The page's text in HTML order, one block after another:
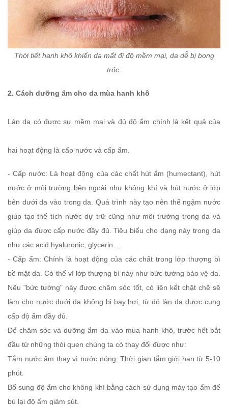
Thời tiết hanh khô khiến da mất đi độ mềm mại, da dễ bị bong
tróc.
2. Cách dưỡng ẩm cho da mùa hanh khô
Làn da có được sự mềm mại và đủ độ ẩm chính là kết quả của
hai hoạt động là cấp nước và cấp ẩm.
- Cấp nước: Là hoạt động của các chất hút ẩm (humectant), hút
nước ở môi trường bên ngoài như không khí và hút nước ở lớp
bên dưới da vào trong da. Quá trình này tạo nên thể ngậm nước
giúp tạo thể tích nước dự trữ cũng như môi trường trong da và
giúp da được cấp nước đầy đủ. Tiêu biểu cho dạng này trong da
như các acid hyaluronic, glycerin…
- Cấp ẩm: Chính là hoạt động của các chất trong lớp thượng bì
bề mặt da. Có thể ví lớp thượng bì này như bức tường bảo vệ da.
Nếu "bức tường" này được chăm sóc tốt, có liên kết chặt chẽ sẽ
làm cho nước dưới da không bị bay hơi, từ đó làn da được cung
cấp độ ẩm đầy đủ.
Để chăm sóc và dưỡng ẩm da vào mùa hanh khô, trước hết bắt
đầu từ những thói quen chúng ta có thay đổi được như:
Tắm nước ấm thay vì nước nóng. Thời gian tắm giới hạn từ 5-10
phút.
Bổ sung độ ẩm cho không khí bằng cách sử dụng máy tạo ẩm để
bù lại độ ẩm giảm sút.